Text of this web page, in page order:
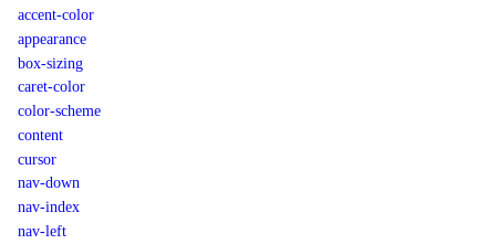
accent-color
appearance
box-sizing
caret-color
color-scheme
content
cursor
nav-down
nav-index
nav-left